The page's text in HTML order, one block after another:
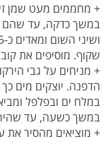
+ מחממים מעט שמן
במשך כדקה, עד שהם
שקוף. מוסיפים את קוביות
+ מניחים על גבי
הדפנה. יוצקים מים
במלח ים ובפלפל
במשך כשעה, עד
+ מוציאים מהסיר את